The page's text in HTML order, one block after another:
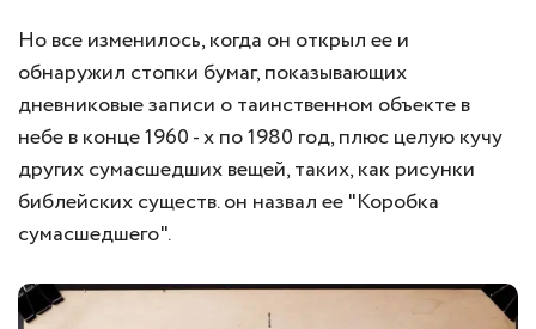
Но все изменилось, когда он открыл ее и
обнаружил стопки бумаг, показывающих
дневниковые записи о таинственном объекте в
небе в конце 1960 - х по 1980 год, плюс целую кучу
других сумасшедших вещей, таких, как рисунки
библейских существ. он назвал ее "Коробка
сумасшедшего".